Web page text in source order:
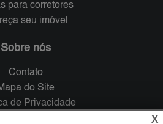
para corretores
seu imóvel
Sobre nós
Contato
do Site
de Privacidade
X